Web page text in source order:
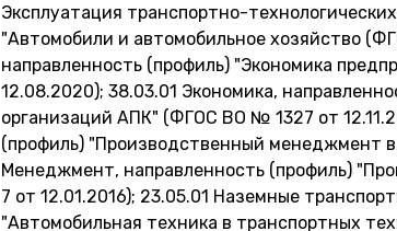
Эксплуатация транспортно-
"Автомобили и автомобильное хозяйство
направленность (профиль) "Экономика
12.08.2020); 38.03.01 Экономика,
организаций АПК" (ФГОС ВО № 1327 от
(профиль) "Производственный менеджмент
Менеджмент, направленность (профиль)
7 от 12.01.2016); 23.05.01 Наземные
"Автомобильная техника в транспортных